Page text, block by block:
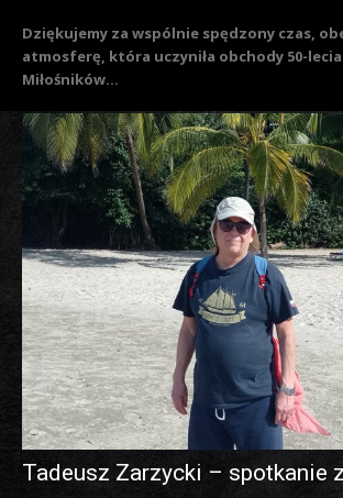
Dziękujemy za wspólnie spędzony czas,
atmosferę, która uczyniła obchody 50-
Miłośników...
Tadeusz Zarzycki – spotkanie